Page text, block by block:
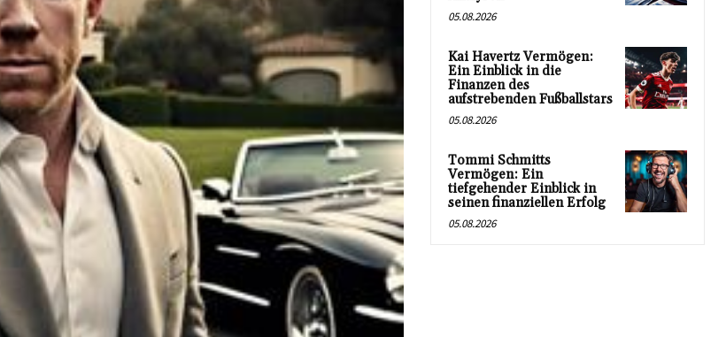
05.08.2026
Kai Havertz Vermögen:
Ein Einblick in die
Finanzen des
aufstrebenden Fußballstars
05.08.2026
Tommi Schmitts
Vermögen: Ein
tiefgehender Einblick in
seinen finanziellen Erfolg
05.08.2026